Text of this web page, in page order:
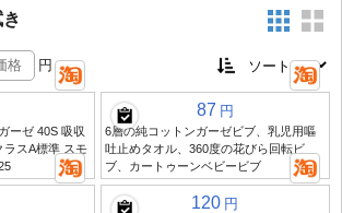
円
ーゼ 40S 吸収
ラスA標準 スモ
87 円
6層の純コットンガーゼビブ、乳児用嘔
吐止めタオル、360度の花びら回転ビ
ブ、カートゥーンベビービブ
120 円